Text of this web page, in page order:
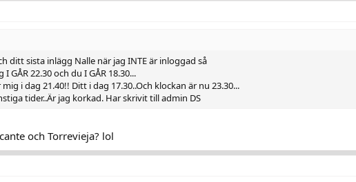
ditt sista inlägg Nalle när jag INTE är inloggad så
22.30 och du I GÅR 18.30...
i dag 21.40!! Ditt i dag 17.30..Och klockan är nu 23.30...
tider..Är jag korkad. Har skrivit till admin DS
och Torrevieja? lol